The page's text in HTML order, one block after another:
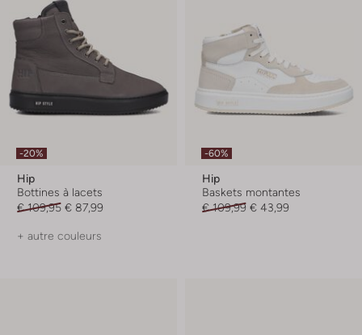
-20%
Hip
Bottines à lacets
€ 109,95 € 87,99
+ autre couleurs
-60%
Hip
Baskets montantes
€ 109,99 € 43,99